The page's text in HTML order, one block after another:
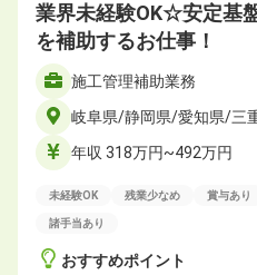
業界未経験OK☆安定基
を補助するお仕事！
施⼯管理補助業務
岐阜県/静岡県/愛知県/三
年収 318万円~492万円
未経験OK 残業少なめ 賞与あり
諸手当あり
おすすめポイント